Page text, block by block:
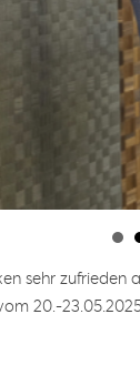
sehr zufrieden
20.-